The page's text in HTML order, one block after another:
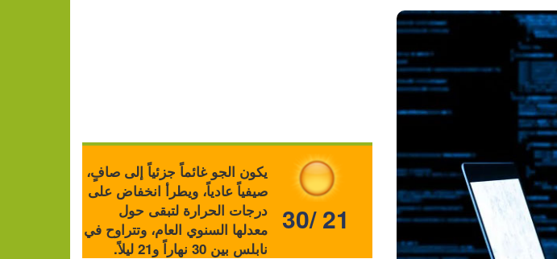
يكون الجو غائماً جزئياً إلى صافٍ،
صيفياً عادياً، ويطرأ انخفاض على
درجات الحرارة لتبقى حول
معدلها السنوي العام، وتتراوح في
نابلس بين 30 نهاراً و21 ليلاً.
30/ 21